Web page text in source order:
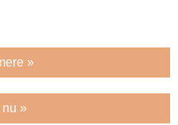
»
»